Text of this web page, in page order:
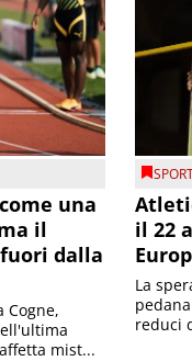
una
il
dalla
mist...
il 22
La
reduci